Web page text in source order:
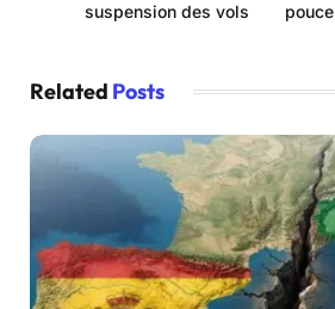
suspension des vols
pouce
Related Posts